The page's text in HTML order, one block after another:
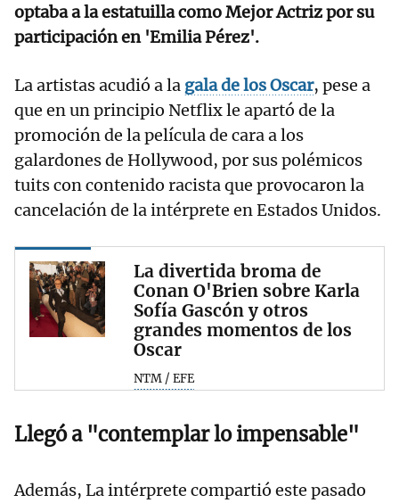
optaba a la estatuilla como Mejor Actriz por su
participación en 'Emilia Pérez'.
La artistas acudió a la gala de los Oscar, pese a
que en un principio Netflix le apartó de la
promoción de la película de cara a los
galardones de Hollywood, por sus polémicos
tuits con contenido racista que provocaron la
cancelación de la intérprete en Estados Unidos.
La divertida broma de
Conan O'Brien sobre Karla
Sofía Gascón y otros
grandes momentos de los
Oscar
NTM / EFE
Llegó a "contemplar lo impensable"
Además, La intérprete compartió este pasado